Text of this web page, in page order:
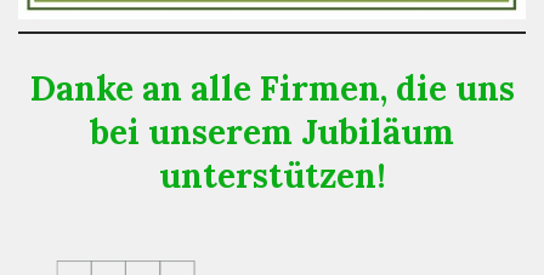
Danke an alle Firmen, die uns
bei unserem Jubiläum
unterstützen!